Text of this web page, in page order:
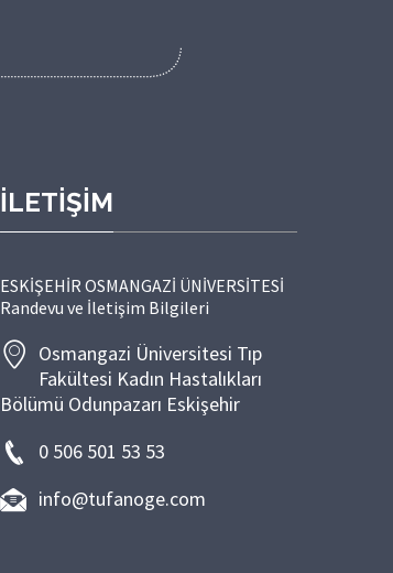
İLETİŞİM
ESKİŞEHİR OSMANGAZİ ÜNİVERSİTESİ
Randevu ve İletişim Bilgileri
Osmangazi Üniversitesi Tıp
Fakültesi Kadın Hastalıkları
Bölümü Odunpazarı Eskişehir
0 506 501 53 53
info@tufanoge.com